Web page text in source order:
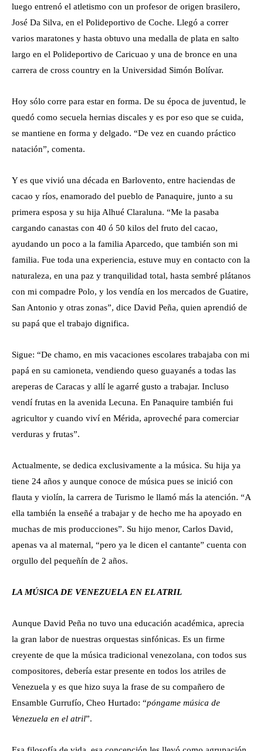
luego entrenó el atletismo con un profesor de origen brasilero,
José Da Silva, en el Polideportivo de Coche. Llegó a correr
varios maratones y hasta obtuvo una medalla de plata en salto
largo en el Polideportivo de Caricuao y una de bronce en una
carrera de cross country en la Universidad Simón Bolívar.
Hoy sólo corre para estar en forma. De su época de juventud, le
quedó como secuela hernias discales y es por eso que se cuida,
se mantiene en forma y delgado. “De vez en cuando práctico
natación”, comenta.
Y es que vivió una década en Barlovento, entre haciendas de
cacao y ríos, enamorado del pueblo de Panaquire, junto a su
primera esposa y su hija Alhué Claraluna. “Me la pasaba
cargando canastas con 40 ó 50 kilos del fruto del cacao,
ayudando un poco a la familia Aparcedo, que también son mi
familia. Fue toda una experiencia, estuve muy en contacto con la
naturaleza, en una paz y tranquilidad total, hasta sembré plátanos
con mi compadre Polo, y los vendía en los mercados de Guatire,
San Antonio y otras zonas”, dice David Peña, quien aprendió de
su papá que el trabajo dignifica.
Sigue: “De chamo, en mis vacaciones escolares trabajaba con mi
papá en su camioneta, vendiendo queso guayanés a todas las
areperas de Caracas y allí le agarré gusto a trabajar. Incluso
vendí frutas en la avenida Lecuna. En Panaquire también fui
agricultor y cuando viví en Mérida, aproveché para comerciar
verduras y frutas”.
Actualmente, se dedica exclusivamente a la música. Su hija ya
tiene 24 años y aunque conoce de música pues se inició con
flauta y violín, la carrera de Turismo le llamó más la atención. “A
ella también la enseñé a trabajar y de hecho me ha apoyado en
muchas de mis producciones”. Su hijo menor, Carlos David,
apenas va al maternal, “pero ya le dicen el cantante” cuenta con
orgullo del pequeñín de 2 años.
LA MÚSICA DE VENEZUELA EN EL ATRIL
Aunque David Peña no tuvo una educación académica, aprecia
la gran labor de nuestras orquestas sinfónicas. Es un firme
creyente de que la música tradicional venezolana, con todos sus
compositores, debería estar presente en todos los atriles de
Venezuela y es que hizo suya la frase de su compañero de
Ensamble Gurrufío, Cheo Hurtado: “póngame música de
Venezuela en el atril”.